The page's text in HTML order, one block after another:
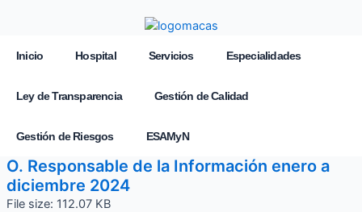
Inicio Hospital Servicios Especialidades
Ley de Transparencia Gestión de Calidad
Gestión de Riesgos ESAMyN
O. Responsable de la Información enero a
diciembre 2024
File size: 112.07 KB